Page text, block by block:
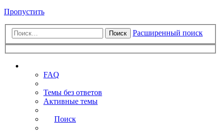
Пропустить
Поиск Расширенный поиск
FAQ
Темы без ответов
Активные темы
Поиск